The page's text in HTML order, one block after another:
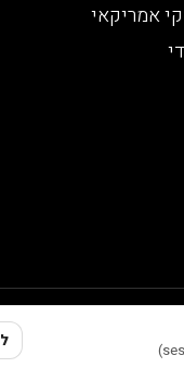
אמריקאי